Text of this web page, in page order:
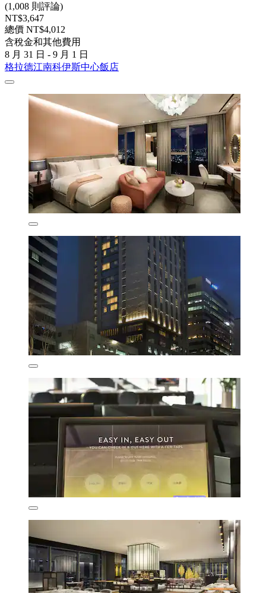
(1,008 則評論)
NT$3,647
總價 NT$4,012
含稅金和其他費用
8 月 31 日 - 9 月 1 日
格拉德江南科伊斯中心飯店